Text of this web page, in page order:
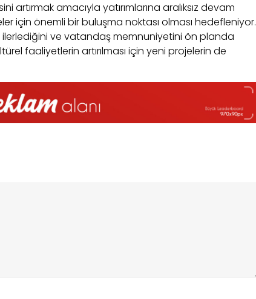
artırmak amacıyla yatırımlarına aralıksız devam
için önemli bir buluşma noktası olması hedefleniyor.
ilerlediğini ve vatandaş memnuniyetini ön planda
faaliyetlerin artırılması için yeni projelerin de